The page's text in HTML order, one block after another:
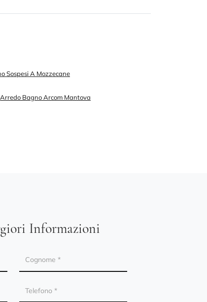
Sospesi A Mozzecane
Arredo Bagno Arcom Mantova
Informazioni